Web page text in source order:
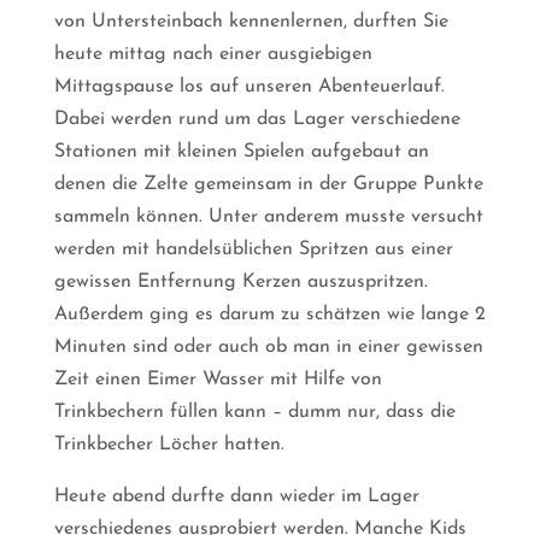
von Untersteinbach kennenlernen, durften Sie
heute mittag nach einer ausgiebigen
Mittagspause los auf unseren Abenteuerlauf.
Dabei werden rund um das Lager verschiedene
Stationen mit kleinen Spielen aufgebaut an
denen die Zelte gemeinsam in der Gruppe Punkte
sammeln können. Unter anderem musste versucht
werden mit handelsüblichen Spritzen aus einer
gewissen Entfernung Kerzen auszuspritzen.
Außerdem ging es darum zu schätzen wie lange 2
Minuten sind oder auch ob man in einer gewissen
Zeit einen Eimer Wasser mit Hilfe von
Trinkbechern füllen kann – dumm nur, dass die
Trinkbecher Löcher hatten.
Heute abend durfte dann wieder im Lager
verschiedenes ausprobiert werden. Manche Kids